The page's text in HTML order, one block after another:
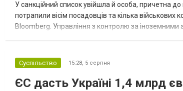
У санкційний список увійшла й особа, причетна
потрапили вісім посадовців та кілька
Bloomberg. Управління з контролю за іноземними
Суспільство 15:28, 5 серпня
ЄС дасть Україні 1,4 млрд